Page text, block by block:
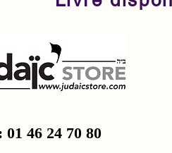
01 46 24 70 80